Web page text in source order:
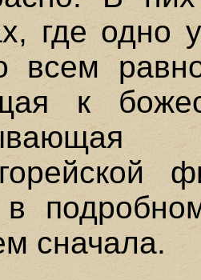
где одно
всем
к
сначала.